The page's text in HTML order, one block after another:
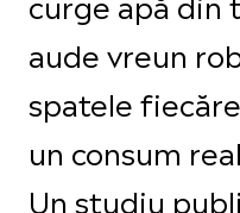
aude vreun
spatele
un consum
Un studiu